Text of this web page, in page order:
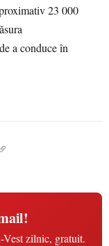
23 000
a conduce în
Vest zilnic, gratuit.